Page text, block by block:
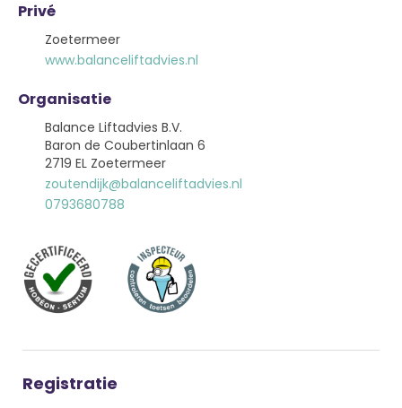
Privé
Zoetermeer
www.balanceliftadvies.nl
Organisatie
Balance Liftadvies B.V.
Baron de Coubertinlaan 6
2719 EL Zoetermeer
zoutendijk@balanceliftadvies.nl
0793680788
Registratie